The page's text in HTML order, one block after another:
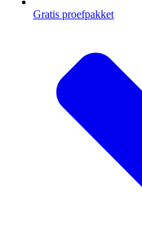
Gratis proefpakket